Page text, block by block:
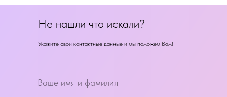
Не нашли что искали?
Укажите свои контактные данные и мы поможем Вам!